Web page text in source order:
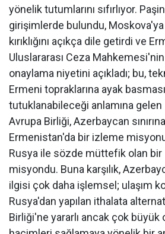
yönelik tutumlarını sıfırlıyor.
girişimlerde bulundu,
kırıklığını açıkça dile getirdi ve
Uluslararası Ceza
onaylama niyetini açıkladı; bu,
Ermeni topraklarına ayak
tutuklanabileceği anlamına gelen
Avrupa Birliği, Azerbaycan
Ermenistan'da bir izleme
Rusya ile sözde müttefik olan
misyondu. Buna karşılık,
ilgisi çok daha işlemsel; ulaşım
Rusya'dan yapılan ithalata
Birliği'ne yararlı ancak çok